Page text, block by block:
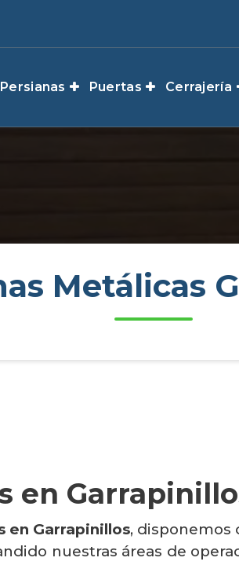
Persianas Puertas Cerrajería
Metálicas
en
en Garrapinillos, disponemos
nuestras áreas de